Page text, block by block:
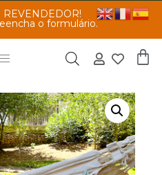
REVENDEDOR!
o formulário.